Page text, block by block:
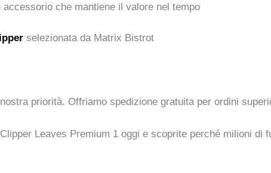
accessorio che mantiene il valore nel tempo
selezionata da Matrix Bistrot
priorità. Offriamo spedizione gratuita per ordini
Leaves Premium 1 oggi e scoprite perché milioni